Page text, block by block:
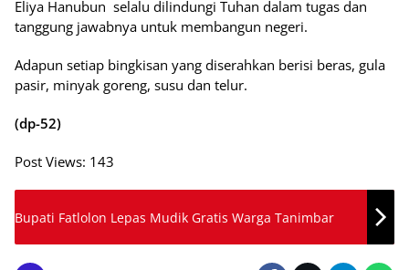
Eliya Hanubun selalu dilindungi Tuhan dalam tugas dan
tanggung jawabnya untuk membangun negeri.
Adapun setiap bingkisan yang diserahkan berisi beras, gula
pasir, minyak goreng, susu dan telur.
(dp-52)
Post Views: 143
Bupati Fatlolon Lepas Mudik Gratis Warga Tanimbar